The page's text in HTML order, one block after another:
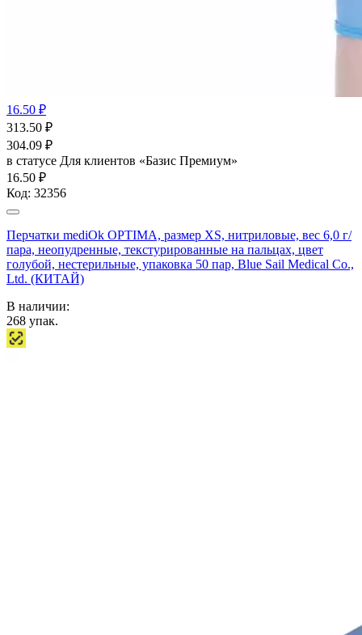
16.50 ₽
313.50 ₽
304.09 ₽
в статусе Для клиентов «Базис Премиум»
16.50 ₽
Код: 32356
Перчатки mediOk OPTIMA, размер XS, нитриловые, вес 6,0 г/
пара, неопудренные, текстурированные на пальцах, цвет
голубой, нестерильные, упаковка 50 пар, Blue Sail Medical Co.,
Ltd. (КИТАЙ)
В наличии:
268 упак.